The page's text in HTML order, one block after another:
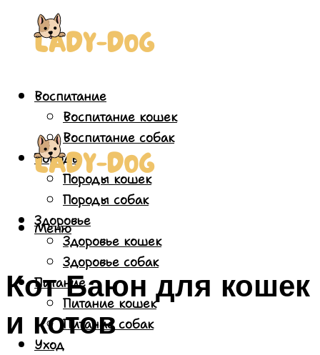
Воспитание
Воспитание кошек
Воспитание собак
Породы
Породы кошек
Породы собак
Здоровье
Здоровье кошек
Здоровье собак
Питание
Питание кошек
Питание собак
Уход
Меню
Кот Баюн для кошек
и котов